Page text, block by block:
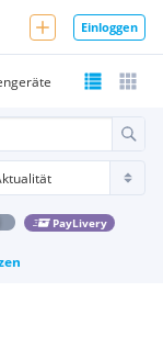
Einloggen
PayLivery